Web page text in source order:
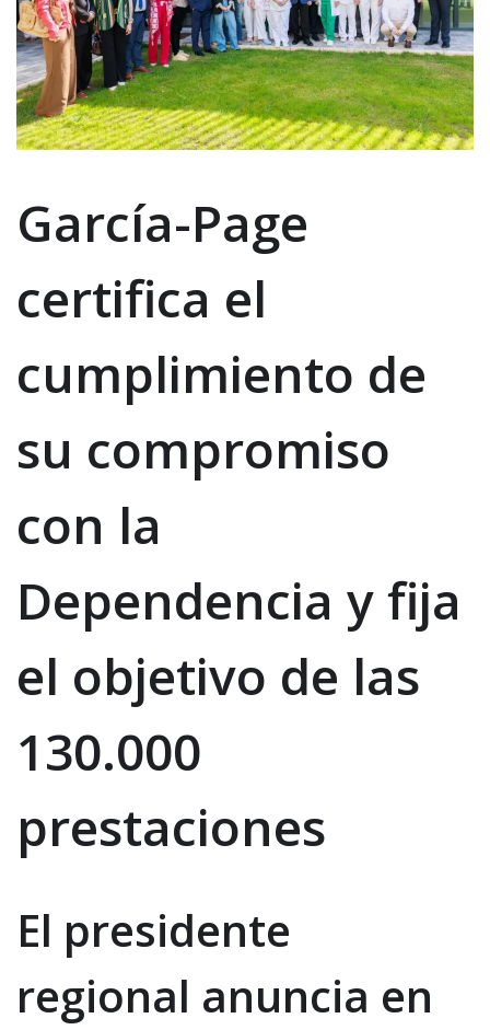
García-Page
certifica el
cumplimiento de
su compromiso
con la
Dependencia y fija
el objetivo de las
130.000
prestaciones
El presidente
regional anuncia en